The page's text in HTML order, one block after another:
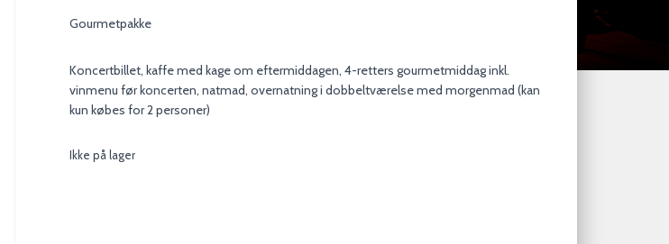
Gourmetpakke
Koncertbillet, kaffe med kage om eftermiddagen, 4-retters gourmetmiddag inkl.
vinmenu før koncerten, natmad, overnatning i dobbeltværelse med morgenmad (kan
kun købes for 2 personer)
Ikke på lager